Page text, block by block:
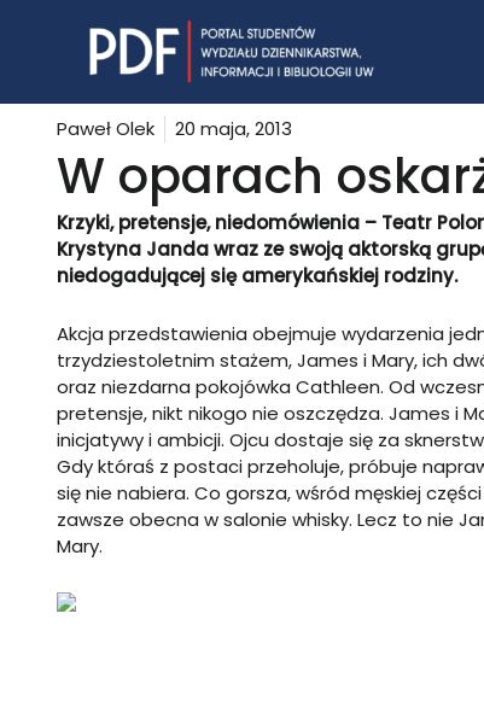
Paweł Olek 20 maja, 2013
W oparach
Krzyki, pretensje, niedomówienia – Teatr
Krystyna Janda wraz ze swoją aktorską
niedogadującej się amerykańskiej rodziny.
Akcja przedstawienia obejmuje wydarzenia
trzydziestoletnim stażem, James i Mary, ich
oraz niezdarna pokojówka Cathleen. Od
pretensje, nikt nikogo nie oszczędza. James i
inicjatywy i ambicji. Ojcu dostaje się za
Gdy któraś z postaci przeholuje, próbuje
się nie nabiera. Co gorsza, wśród męskiej
zawsze obecna w salonie whisky. Lecz to nie
Mary.